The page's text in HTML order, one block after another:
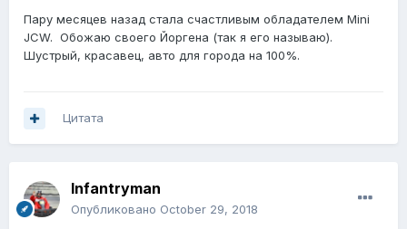
Пару месяцев назад стала счастливым обладателем Mini
JCW. Обожаю своего Йоргена (так я его называю).
Шустрый, красавец, авто для города на 100%.
Цитата
Infantryman
Опубликовано October 29, 2018